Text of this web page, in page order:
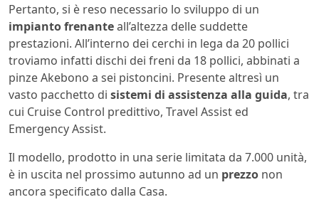
Pertanto, si è reso necessario lo sviluppo di un
impianto frenanteall’altezza delle suddette
prestazioni. All’interno dei cerchi in lega da 20 pollici
troviamo infatti dischi dei freni da 18 pollici, abbinati a
pinze Akebono a sei pistoncini. Presente altresì un
vasto pacchetto di sistemi di assistenza alla guida, tra
cui Cruise Control predittivo, Travel Assist ed
Emergency Assist.
Il modello, prodotto in una serie limitata da 7.000 unità,
è in uscita nel prossimo autunno ad un prezzo non
ancora specificato dalla Casa.